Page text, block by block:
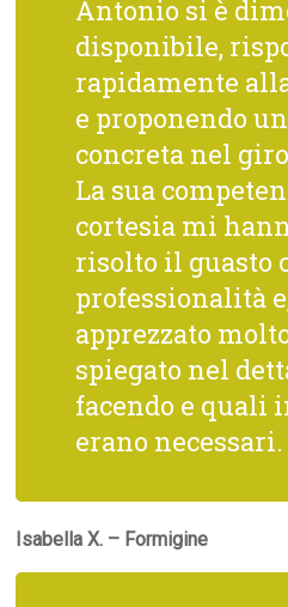
Antonio si è
disponibile,
rapidamente
e proponendo
concreta nel
La sua
cortesia mi
risolto il guasto
professionalità
apprezzato
spiegato nel
facendo e quali
erano necessari.
Isabella X. – Formigine